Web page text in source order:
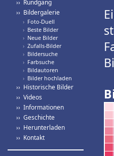
›› Rundgang
›› Bildergalerie
› Foto-Duell
› Beste Bilder
› Neue Bilder
› Zufalls-Bilder
› Bildersuche
› Farbsuche
› Bildautoren
› Bilder hochladen
›› Historische Bilder
›› Videos
›› Informationen
›› Geschichte
›› Herunterladen
›› Kontakt